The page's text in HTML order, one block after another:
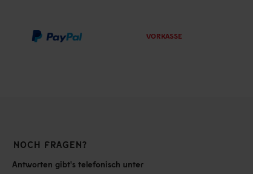
VORKASSE
NOCH FRAGEN?
Antworten gibt's telefonisch unter